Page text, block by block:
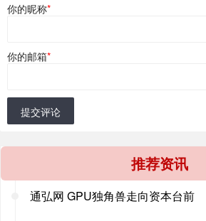
你的昵称*
你的邮箱*
提交评论
推荐资讯
通弘网 GPU独角兽走向资本台前